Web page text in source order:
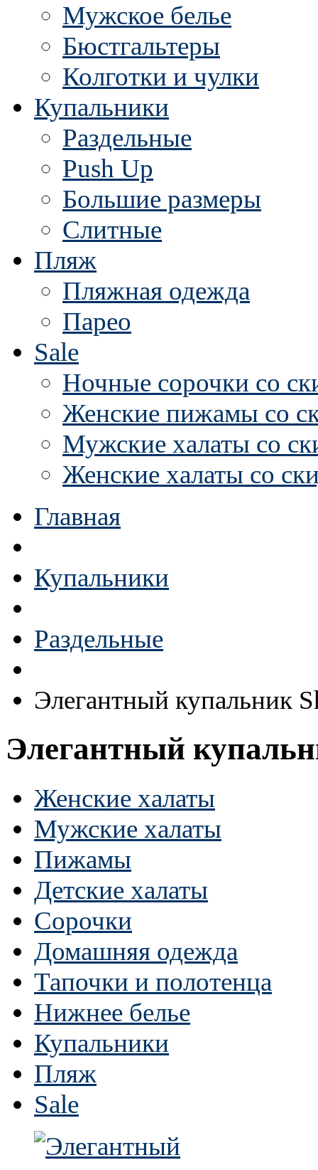
Мужское белье
Бюстгальтеры
Колготки и чулки
Купальники
Раздельные
Push Up
Большие размеры
Слитные
Пляж
Пляжная одежда
Парео
Sale
Ночные сорочки со
Женские пижамы со
Мужские халаты со
Женские халаты со
Главная
Купальники
Раздельные
Элегантный купальник
Элегантный
Женские халаты
Мужские халаты
Пижамы
Детские халаты
Сорочки
Домашняя одежда
Тапочки и полотенца
Нижнее белье
Купальники
Пляж
Sale